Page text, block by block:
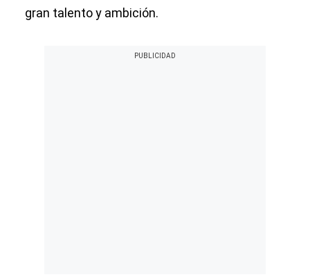
gran talento y ambición.